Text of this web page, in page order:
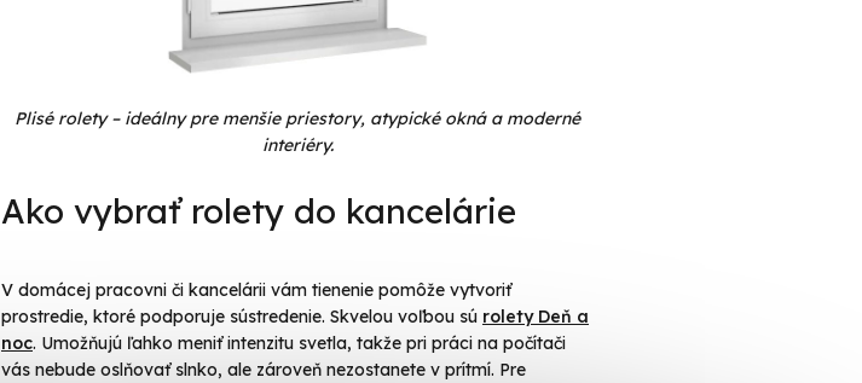
Plisé rolety – ideálny pre menšie priestory, atypické okná a moderné
interiéry.
Ako vybrať rolety do kancelárie
V domácej pracovni či kancelárii vám tienenie pomôže vytvoriť
prostredie, ktoré podporuje sústredenie. Skvelou voľbou sú rolety Deň a
noc. Umožňujú ľahko meniť intenzitu svetla, takže pri práci na počítači
vás nebude oslňovať slnko, ale zároveň nezostanete v prítmí. Pre